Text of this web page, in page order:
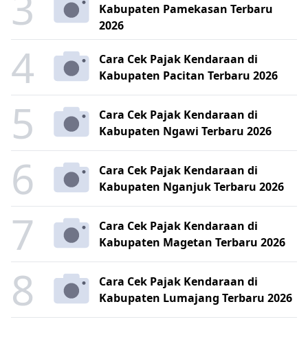
Kabupaten Pamekasan Terbaru
2026
4
Cara Cek Pajak Kendaraan di
Kabupaten Pacitan Terbaru 2026
5
Cara Cek Pajak Kendaraan di
Kabupaten Ngawi Terbaru 2026
6
Cara Cek Pajak Kendaraan di
Kabupaten Nganjuk Terbaru 2026
7
Cara Cek Pajak Kendaraan di
Kabupaten Magetan Terbaru 2026
8
Cara Cek Pajak Kendaraan di
Kabupaten Lumajang Terbaru 2026